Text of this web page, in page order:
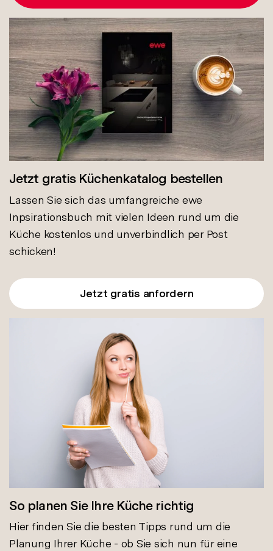
Jetzt gratis Küchenkatalog bestellen
Lassen Sie sich das umfangreiche ewe
Inpsirationsbuch mit vielen Ideen rund um die
Küche kostenlos und unverbindlich per Post
schicken!
Jetzt gratis anfordern
So planen Sie Ihre Küche richtig
Hier finden Sie die besten Tipps rund um die
Planung Ihrer Küche - ob Sie sich nun für eine